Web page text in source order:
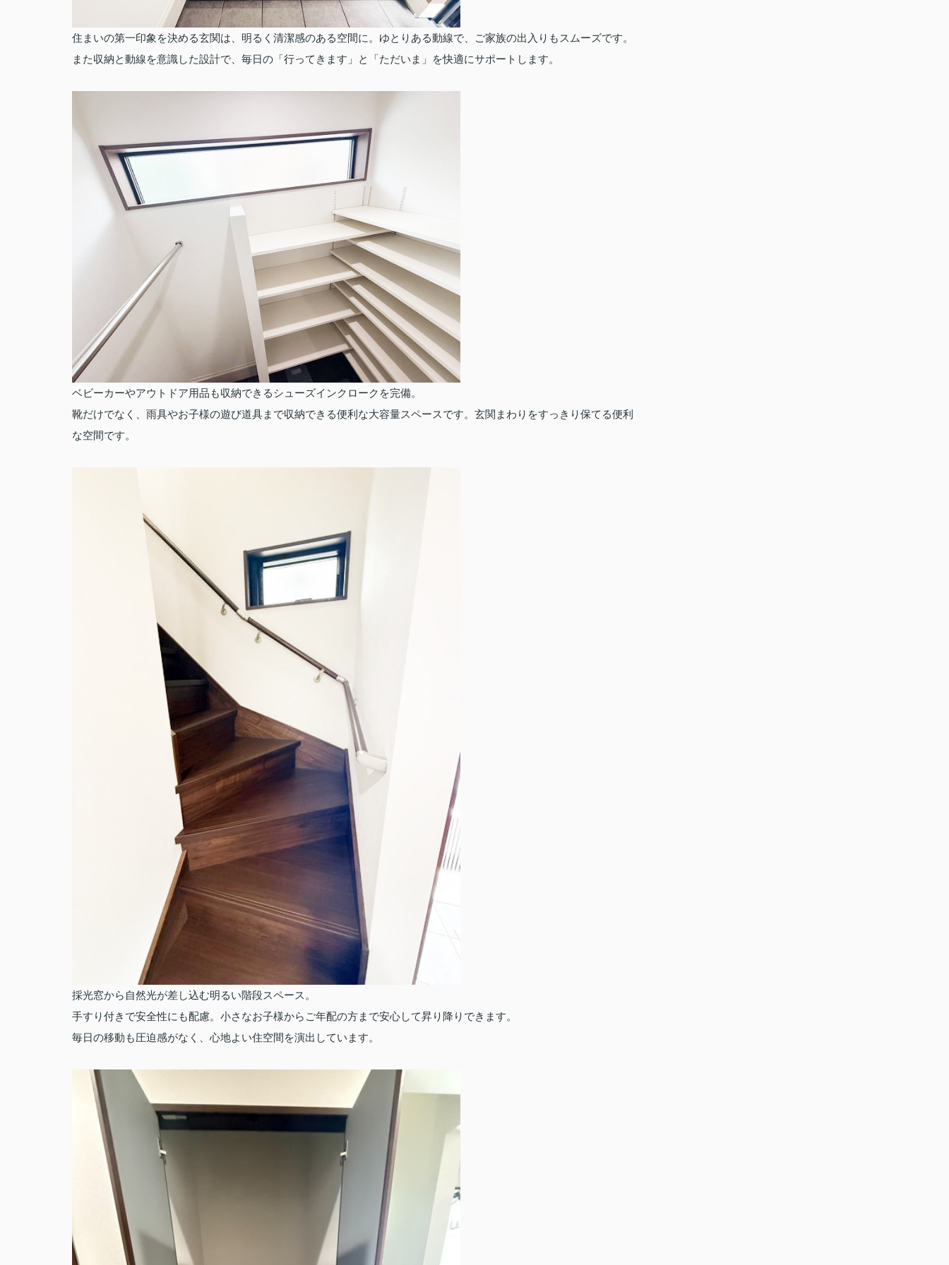
住まいの第一印象を決める玄関は、明るく清潔感のある空間に。ゆとりある動線で、ご家族の出入りもスムーズです。
また収納と動線を意識した設計で、毎日の「行ってきます」と「ただいま」を快適にサポートします。
ベビーカーやアウトドア用品も収納できるシューズインクロークを完備。
靴だけでなく、雨具やお子様の遊び道具まで収納できる便利な大容量スペースです。玄関まわりをすっきり保てる便利
な空間です。
採光窓から自然光が差し込む明るい階段スペース。
手すり付きで安全性にも配慮。小さなお子様からご年配の方まで安心して昇り降りできます。
毎日の移動も圧迫感がなく、心地よい住空間を演出しています。